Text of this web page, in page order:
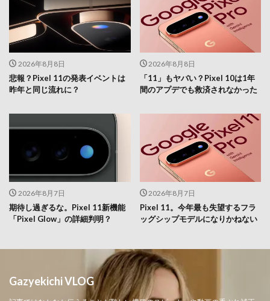
2026年8月8日
悲報？Pixel 11の発表イベントは
昨年と同じ流れに？
2026年8月8日
「11」もヤバい？Pixel 10は1年
間のアプデでも救済されなかった
2026年8月7日
期待し過ぎるな。Pixel 11新機能
「Pixel Glow」の詳細判明？
2026年8月7日
Pixel 11。今年最も失望するフラ
ッグシップモデルになりかねない
Gazyekichi VLOG